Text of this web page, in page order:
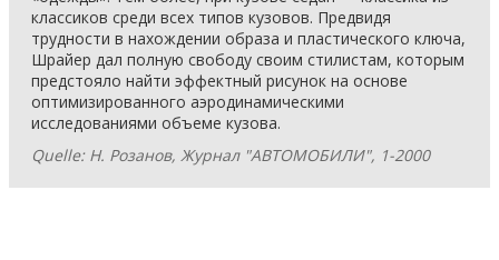
классиков среди всех типов кузовов. Предвидя
трудности в нахождении образа и пластического ключа,
Шрайер дал полную свободу своим стилистам, которым
предстояло найти эффектный рисунок на основе
оптимизированного аэродинамическими
исследованиями объеме кузова.
Quelle: Н. Розанов, Журнал "АВТОМОБИЛИ", 1-2000